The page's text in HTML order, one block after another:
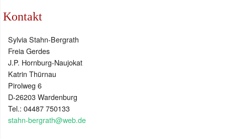
Kontakt
Sylvia Stahn-Bergrath
Freia Gerdes
J.P. Hornburg-Naujokat
Katrin Thürnau
Pirolweg 6
D-26203 Wardenburg
Tel.: 04487 750133
stahn-bergrath@web.de